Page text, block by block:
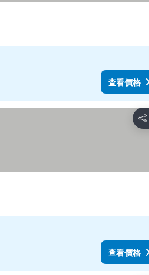
查看價格
分享
查看價格